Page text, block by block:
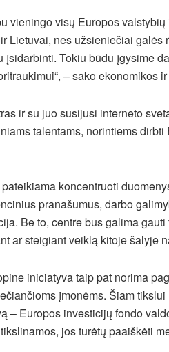
vieningo visų Europos
Lietuvai, nes užsieniečiai
įsidarbinti. Tokiu būdu įgysime
– sako ekonomikos
ir su juo susijusi interneto
talentams, norintiems
koncentruoti
pranašumus, darbo
Be to, centre bus galima
ar steigiant veiklą kitoje šalyje
iniciatyva taip pat norima
įmonėms. Šiam
– Europos investicijų fondo
jos turėtų paaiškėti